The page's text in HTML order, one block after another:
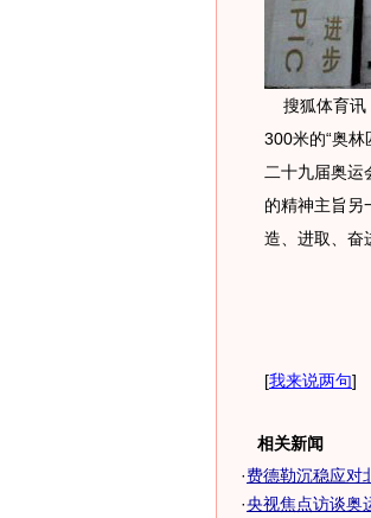
搜狐体育讯
300米的“奥
二十九届奥运
的精神主旨另
造、进取、奋
[我来说两句]
相关新闻
·费德勒沉稳应对
·央视焦点访谈奥